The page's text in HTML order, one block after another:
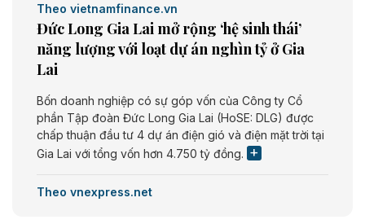
Theo vietnamfinance.vn
Đức Long Gia Lai mở rộng ‘hệ sinh thái’
năng lượng với loạt dự án nghìn tỷ ở Gia
Lai
Bốn doanh nghiệp có sự góp vốn của Công ty Cổ
phần Tập đoàn Đức Long Gia Lai (HoSE: DLG) được
chấp thuận đầu tư 4 dự án điện gió và điện mặt trời tại
Gia Lai với tổng vốn hơn 4.750 tỷ đồng.
Theo vnexpress.net